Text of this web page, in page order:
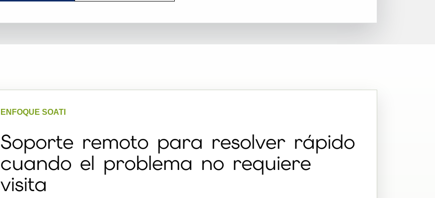
ENFOQUE SOATI
Soporte remoto para resolver rápido
cuando el problema no requiere
visita